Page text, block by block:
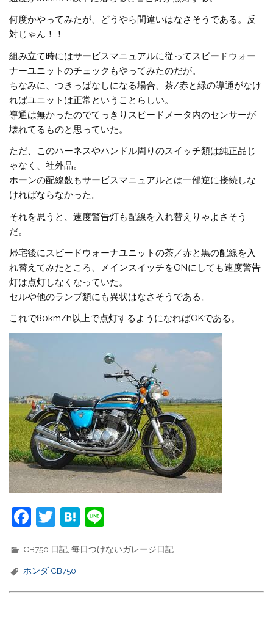
何度かやってみたが、どうやら間違いはなさそうである。反
対じゃん！！
組み立て時にはサービスマニュアルに従ってスピードウォー
ナーユニットのチェックもやってみたのだが。
ちなみに、つきっぱなしになる場合、茶/赤と緑の導通がなけ
ればユニットは正常ということらしい。
導通は無かったのでてっきりスピードメータ内のセンサーが
壊れてるものと思っていた。
ただ、このハーネスやハンドル周りのスイッチ類は純正品じ
ゃなく、社外品。
ホーンの配線数もサービスマニュアルとは一部逆に接続しな
ければならなかった。
それを思うと、速度警告灯も配線を入れ替えりゃよさそう
だ。
帰宅後にスピードウォーナユニットの茶／赤と黒の配線を入
れ替えてみたところ、メインスイッチをONにしても速度警告
灯は点灯しなくなっていた。
セルや他のランプ類にも異状はなさそうである。
これで80km/h以上で点灯するようになればOKである。
F
c
e
b
T
it
t
e
H
e
a
e
CB750 日記 ,毎日つけないガレージ日記
ホンダ CB750